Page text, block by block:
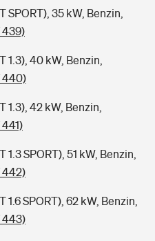
SPORT), 35 kW, Benzin,
1.3), 40 kW, Benzin,
440)
1.3), 42 kW, Benzin,
1.3 SPORT), 51 kW, Benzin,
442)
1.6 SPORT), 62 kW, Benzin,
443)